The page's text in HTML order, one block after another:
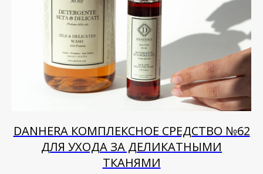
DANHERA КОМПЛЕКСНОЕ СРЕДСТВО №62
ДЛЯ УХОДА ЗА ДЕЛИКАТНЫМИ
ТКАНЯМИ